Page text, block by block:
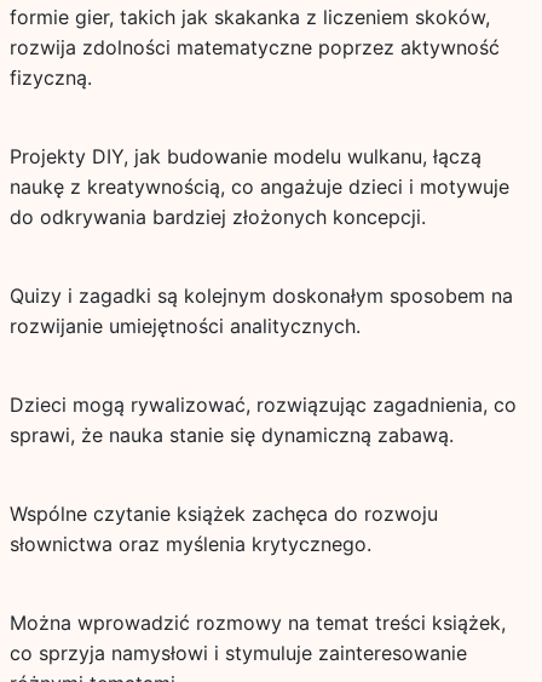
formie gier, takich jak skakanka z liczeniem skoków,
rozwija zdolności matematyczne poprzez aktywność
fizyczną.
Projekty DIY, jak budowanie modelu wulkanu, łączą
naukę z kreatywnością, co angażuje dzieci i motywuje
do odkrywania bardziej złożonych koncepcji.
Quizy i zagadki są kolejnym doskonałym sposobem na
rozwijanie umiejętności analitycznych.
Dzieci mogą rywalizować, rozwiązując zagadnienia, co
sprawi, że nauka stanie się dynamiczną zabawą.
Wspólne czytanie książek zachęca do rozwoju
słownictwa oraz myślenia krytycznego.
Można wprowadzić rozmowy na temat treści książek,
co sprzyja namysłowi i stymuluje zainteresowanie